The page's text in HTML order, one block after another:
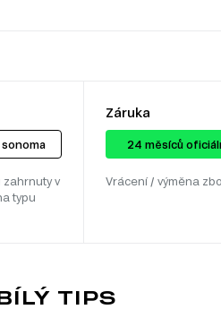
zahrnuty v
typu
Záruka
24 ​​​​měsíců
Vrácení / výměna
TIPS